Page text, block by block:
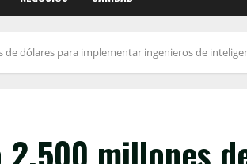
dólares para implementar ingenieros de
millones